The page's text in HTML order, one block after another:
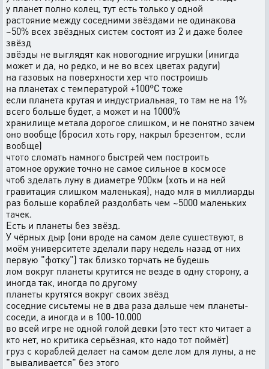
у планет полно колец, тут есть только у одной
растояние между соседними звёздами не одинакова
~50% всех звёздных систем состоят из 2 и даже более
звёзд
звёзды не выглядят как новогодние игрушки (инигда
может и да, но редко, и не во всех цветах радуги)
на газовых на поверхности хер что построишь
на планетах с температурой +100°С тоже
если планета крутая и индустриальная, то там не на 1%
всего больше будет, а может и на 1000%
хранилище метала дорогое слишком, и не понятно зачем
оно вообще (бросил хоть гору, накрыл брезентом, если
вообще)
чтото сломать намного быстрей чем построить
атомное оружие точно не самое сильное в космосе
чтоб зделать луну в диаметре 900км (хоть и на ней
гравитация слишком маленькая), надо мля в миллиарды
раз больше кораблей раздолбать чем ~5000 маленьких
тачек.
Есть и планеты без звёзд.
У чёрных дыр (они вроде на самом деле сушествуют, в
моём университете зделали пару недель назад от них
первую "фотку") так близко торчать не будешь
лом вокруг планеты крутится не везде в одну сторону, а
иногда так, иногда по другому
планеты крутятся вокруг своих звёзд
соседние сисьтемы не в два раза дальше чем планеты-
соседи, а иногда и в 100-10.000
во всей игре не одной голой девки (это тест кто читает а
кто нет, но критика серьёзная, кто надо тот поймёт)
груз с кораблей делает на самом деле лом для луны, а не
"вываливается" без этого